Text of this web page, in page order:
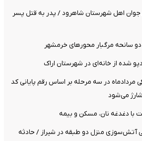
اهل شهرستان شاهرود / پدر به قتل پسر
شده از خانه‌ای در شهرستان اراک
مردادماه در سه مرحله بر اساس رقم پایانی کد
می‌شود
با دغدغه نان، مسکن و بیمه
پی آتش‌سوزی منزل دو طبقه در شیراز / حادثه